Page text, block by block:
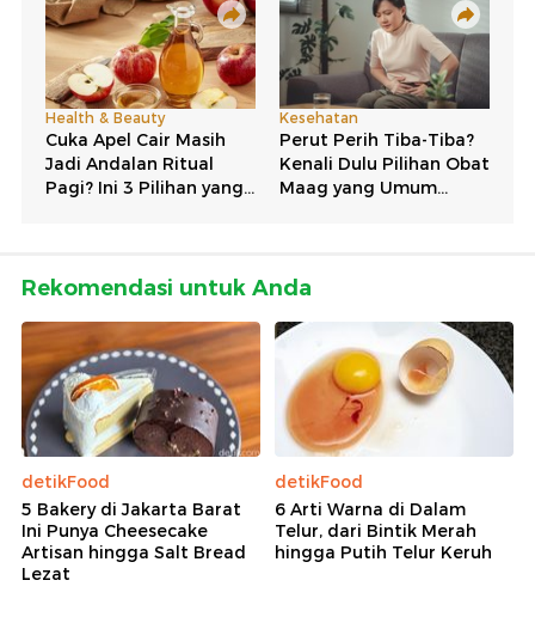
Rekomendasi untuk Anda
detikFood
5 Bakery di Jakarta Barat
Ini Punya Cheesecake
Artisan hingga Salt Bread
Lezat
detikFood
6 Arti Warna di Dalam
Telur, dari Bintik Merah
hingga Putih Telur Keruh